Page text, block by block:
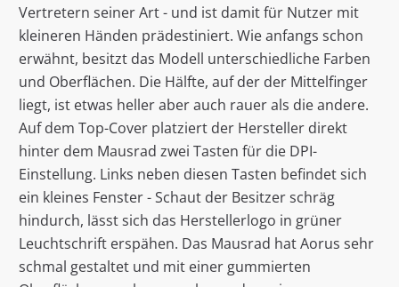
Vertretern seiner Art - und ist damit für Nutzer mit
kleineren Händen prädestiniert. Wie anfangs schon
erwähnt, besitzt das Modell unterschiedliche Farben
und Oberflächen. Die Hälfte, auf der der Mittelfinger
liegt, ist etwas heller aber auch rauer als die andere.
Auf dem Top-Cover platziert der Hersteller direkt
hinter dem Mausrad zwei Tasten für die DPI-
Einstellung. Links neben diesen Tasten befindet sich
ein kleines Fenster - Schaut der Besitzer schräg
hindurch, lässt sich das Herstellerlogo in grüner
Leuchtschrift erspähen. Das Mausrad hat Aorus sehr
schmal gestaltet und mit einer gummierten